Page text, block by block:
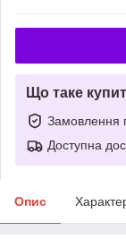
Що таке
Замовлення
Доступна
Опис